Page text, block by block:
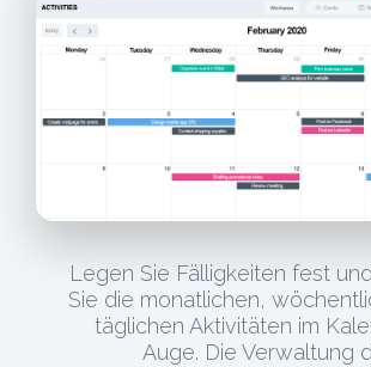
Legen Sie Fälligkeiten fest
Sie die monatlichen,
täglichen Aktivitäten im
Auge. Die Verwaltung